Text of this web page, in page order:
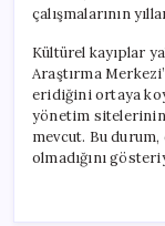
çalışmalarının
Kültürel kayıplar
Araştırma
eridiğini ortaya
yönetim sitelerinin
mevcut. Bu durum,
olmadığını